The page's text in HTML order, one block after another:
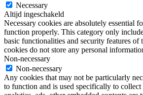
Necessary
Altijd ingeschakeld
Necessary cookies are absolutely essential
function properly. This category only
basic functionalities and security features of
cookies do not store any personal
Non-necessary
Non-necessary
Any cookies that may not be particularly
to function and is used specifically to collect